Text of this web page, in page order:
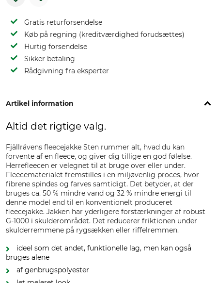
Gratis returforsendelse
Køb på regning (kreditværdighed forudsættes)
Hurtig forsendelse
Sikker betaling
Rådgivning fra eksperter
Artikel information
Altid det rigtige valg.
Fjällrävens fleecejakke Sten rummer alt, hvad du kan
forvente af en fleece, og giver dig tillige en god følelse.
Herrefleecen er velegnet til at bruge over eller under.
Fleecematerialet fremstilles i en miljøvenlig proces, hvor
fibrene spindes og farves samtidigt. Det betyder, at der
bruges ca. 50 % mindre vand og 32 % mindre energi til
denne model end til en konventionelt produceret
fleecejakke. Jakken har yderligere forstærkninger af robust
G-1000 i skulderområdet. Det reducerer friktionen under
skulderremmene på rygsækken eller riffelremmen.
ideel som det andet, funktionelle lag, men kan også
bruges alene
af genbrugspolyester